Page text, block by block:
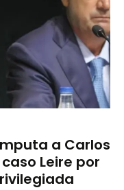
a Carlos
Leire por